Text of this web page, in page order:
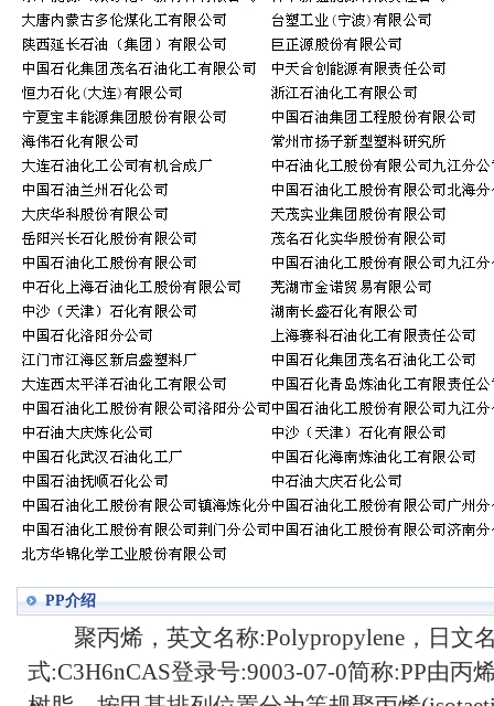
PP介绍
聚丙烯，英文名称:Polypropylene，日文
式:C3H6nCAS登录号:9003-07-0简称:PP由丙